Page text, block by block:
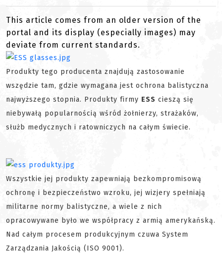
This article comes from an older version of the
portal and its display (especially images) may
deviate from current standards.
Produkty tego producenta znajdują zastosowanie
wszędzie tam, gdzie wymagana jest ochrona balistyczna
najwyższego stopnia. Produkty firmy ESS cieszą się
niebywałą popularnością wśród żołnierzy, strażaków,
służb medycznych i ratowniczych na całym świecie.
Wszystkie jej produkty zapewniają bezkompromisową
ochronę i bezpieczeństwo wzroku, jej wizjery spełniają
militarne normy balistyczne, a wiele z nich
opracowywane było we współpracy z armią amerykańską.
Nad całym procesem produkcyjnym czuwa System
Zarządzania Jakością (ISO 9001).